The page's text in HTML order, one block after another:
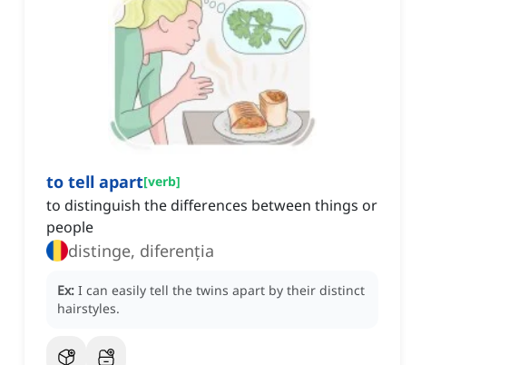
to tell apart[verb]
to distinguish the differences between things or
people
distinge, diferenția
Ex: I can easily tell the twins apart by their distinct
hairstyles.